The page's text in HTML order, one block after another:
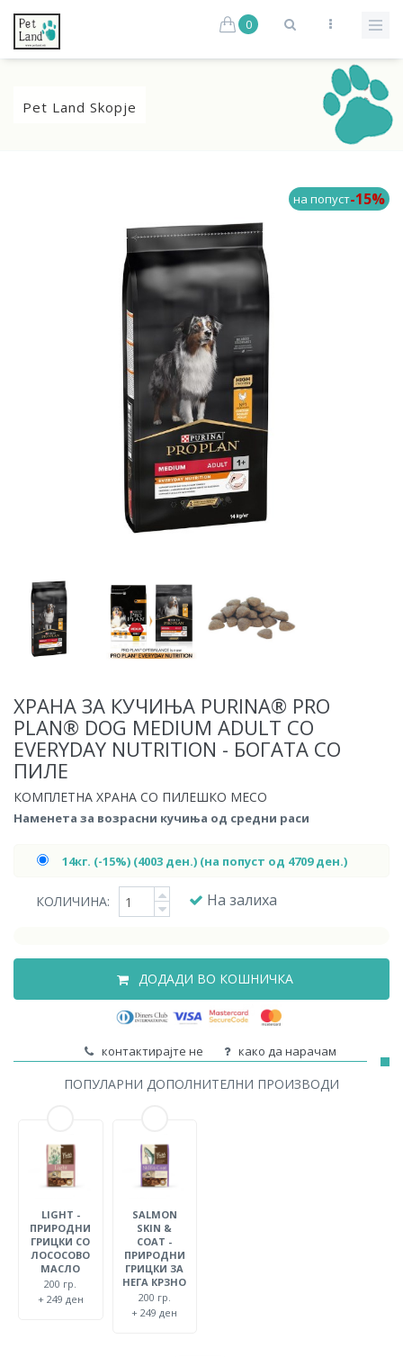
0
Pet Land Skopje
на попуст-15%
ХРАНА ЗА КУЧИЊА PURINA® PRO
PLAN® DOG MEDIUM ADULT СО
EVERYDAY NUTRITION - БОГАТА СО
ПИЛЕ
КОМПЛЕТНА ХРАНА СО ПИЛЕШКО МЕСО
Наменета за возрасни кучиња од средни раси
14кг. (-15%) (4003 ден.) (на попуст од 4709 ден.)
КОЛИЧИНА: На залиха
ДОДАДИ ВО КОШНИЧКА
контактирајте не како да нарачам
ПОПУЛАРНИ ДОПОЛНИТЕЛНИ ПРОИЗВОДИ
LIGHT -
ПРИРОДНИ
ГРИЦКИ СО
ЛОСОСОВО
МАСЛО
200 гр.
+ 249 ден
SALMON
SKIN &
COAT -
ПРИРОДНИ
ГРИЦКИ ЗА
НЕГА КРЗНО
200 гр.
+ 249 ден